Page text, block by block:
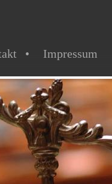
Impressum